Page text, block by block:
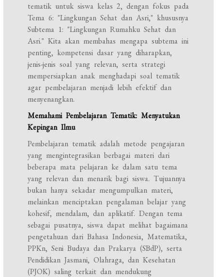
tematik untuk siswa kelas 2, dengan fokus pada
Tema 6: "Lingkungan Sehat dan Asri," khususnya
Subtema 1: "Lingkungan Rumahku Sehat dan
Asri." Kita akan membahas mengapa subtema ini
penting, kompetensi dasar yang diharapkan,
jenis-jenis soal yang relevan, serta strategi
mempersiapkan anak menghadapi soal tematik
agar pembelajaran menjadi lebih efektif dan
menyenangkan.
Memahami Pembelajaran Tematik: Menyatukan
Kepingan Ilmu
Pembelajaran tematik adalah metode pengajaran
yang mengintegrasikan berbagai materi dari
beberapa mata pelajaran ke dalam satu tema
yang relevan dan menarik bagi siswa. Tujuannya
bukan hanya sekadar mengumpulkan materi,
melainkan menciptakan pengalaman belajar yang
kohesif, mendalam, dan aplikatif. Dengan tema
sebagai pusatnya, siswa dapat melihat bagaimana
pengetahuan dari Bahasa Indonesia, Matematika,
PPKn, Seni Budaya dan Prakarya (SBdP), serta
Pendidikan Jasmani, Olahraga, dan Kesehatan
(PJOK) saling terkait dan mendukung